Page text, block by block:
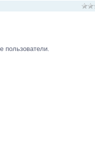
пользователи.